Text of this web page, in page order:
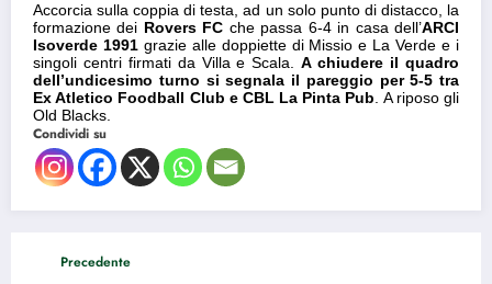
Accorcia sulla coppia di testa, ad un solo punto di distacco, la
formazione dei Rovers FC che passa 6-4 in casa dell’ARCI
Isoverde 1991 grazie alle doppiette di Missio e La Verde e i
singoli centri firmati da Villa e Scala.A chiudere il quadro
dell’undicesimo turno si segnala il pareggio per 5-5 tra
Ex Atletico Foodball Club e CBL La Pinta Pub . A riposo gli
Old Blacks.
Condividi su
Precedente